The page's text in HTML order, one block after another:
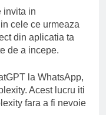
posibil sa ne
Ago
invita in
cele ce urmeaza
din aplicatia ta
de a incepe.
la WhatsApp,
Acest lucru iti
fara a fi nevoie